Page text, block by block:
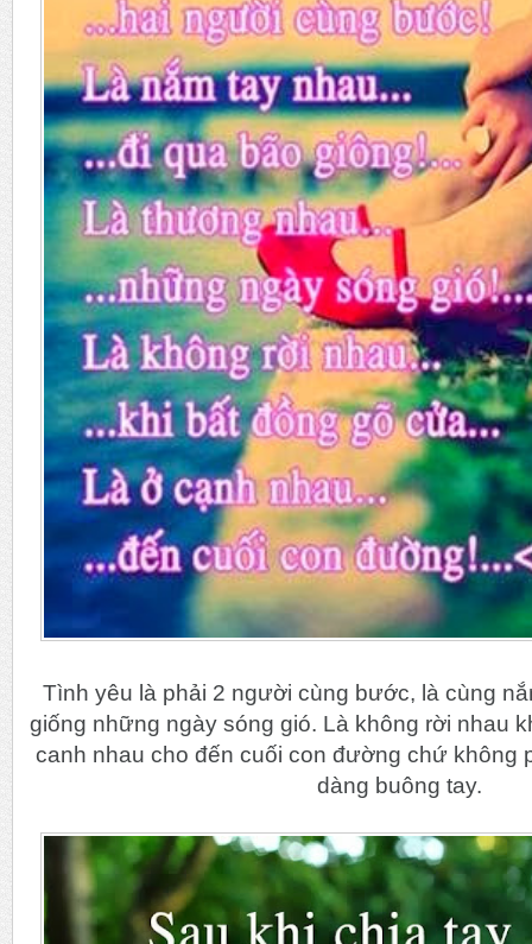
Tình yêu là phải 2 người cùng bước, là cùng
giống những ngày sóng gió. Là không rời nhau
canh nhau cho đến cuối con đường chứ không
dàng buông tay.